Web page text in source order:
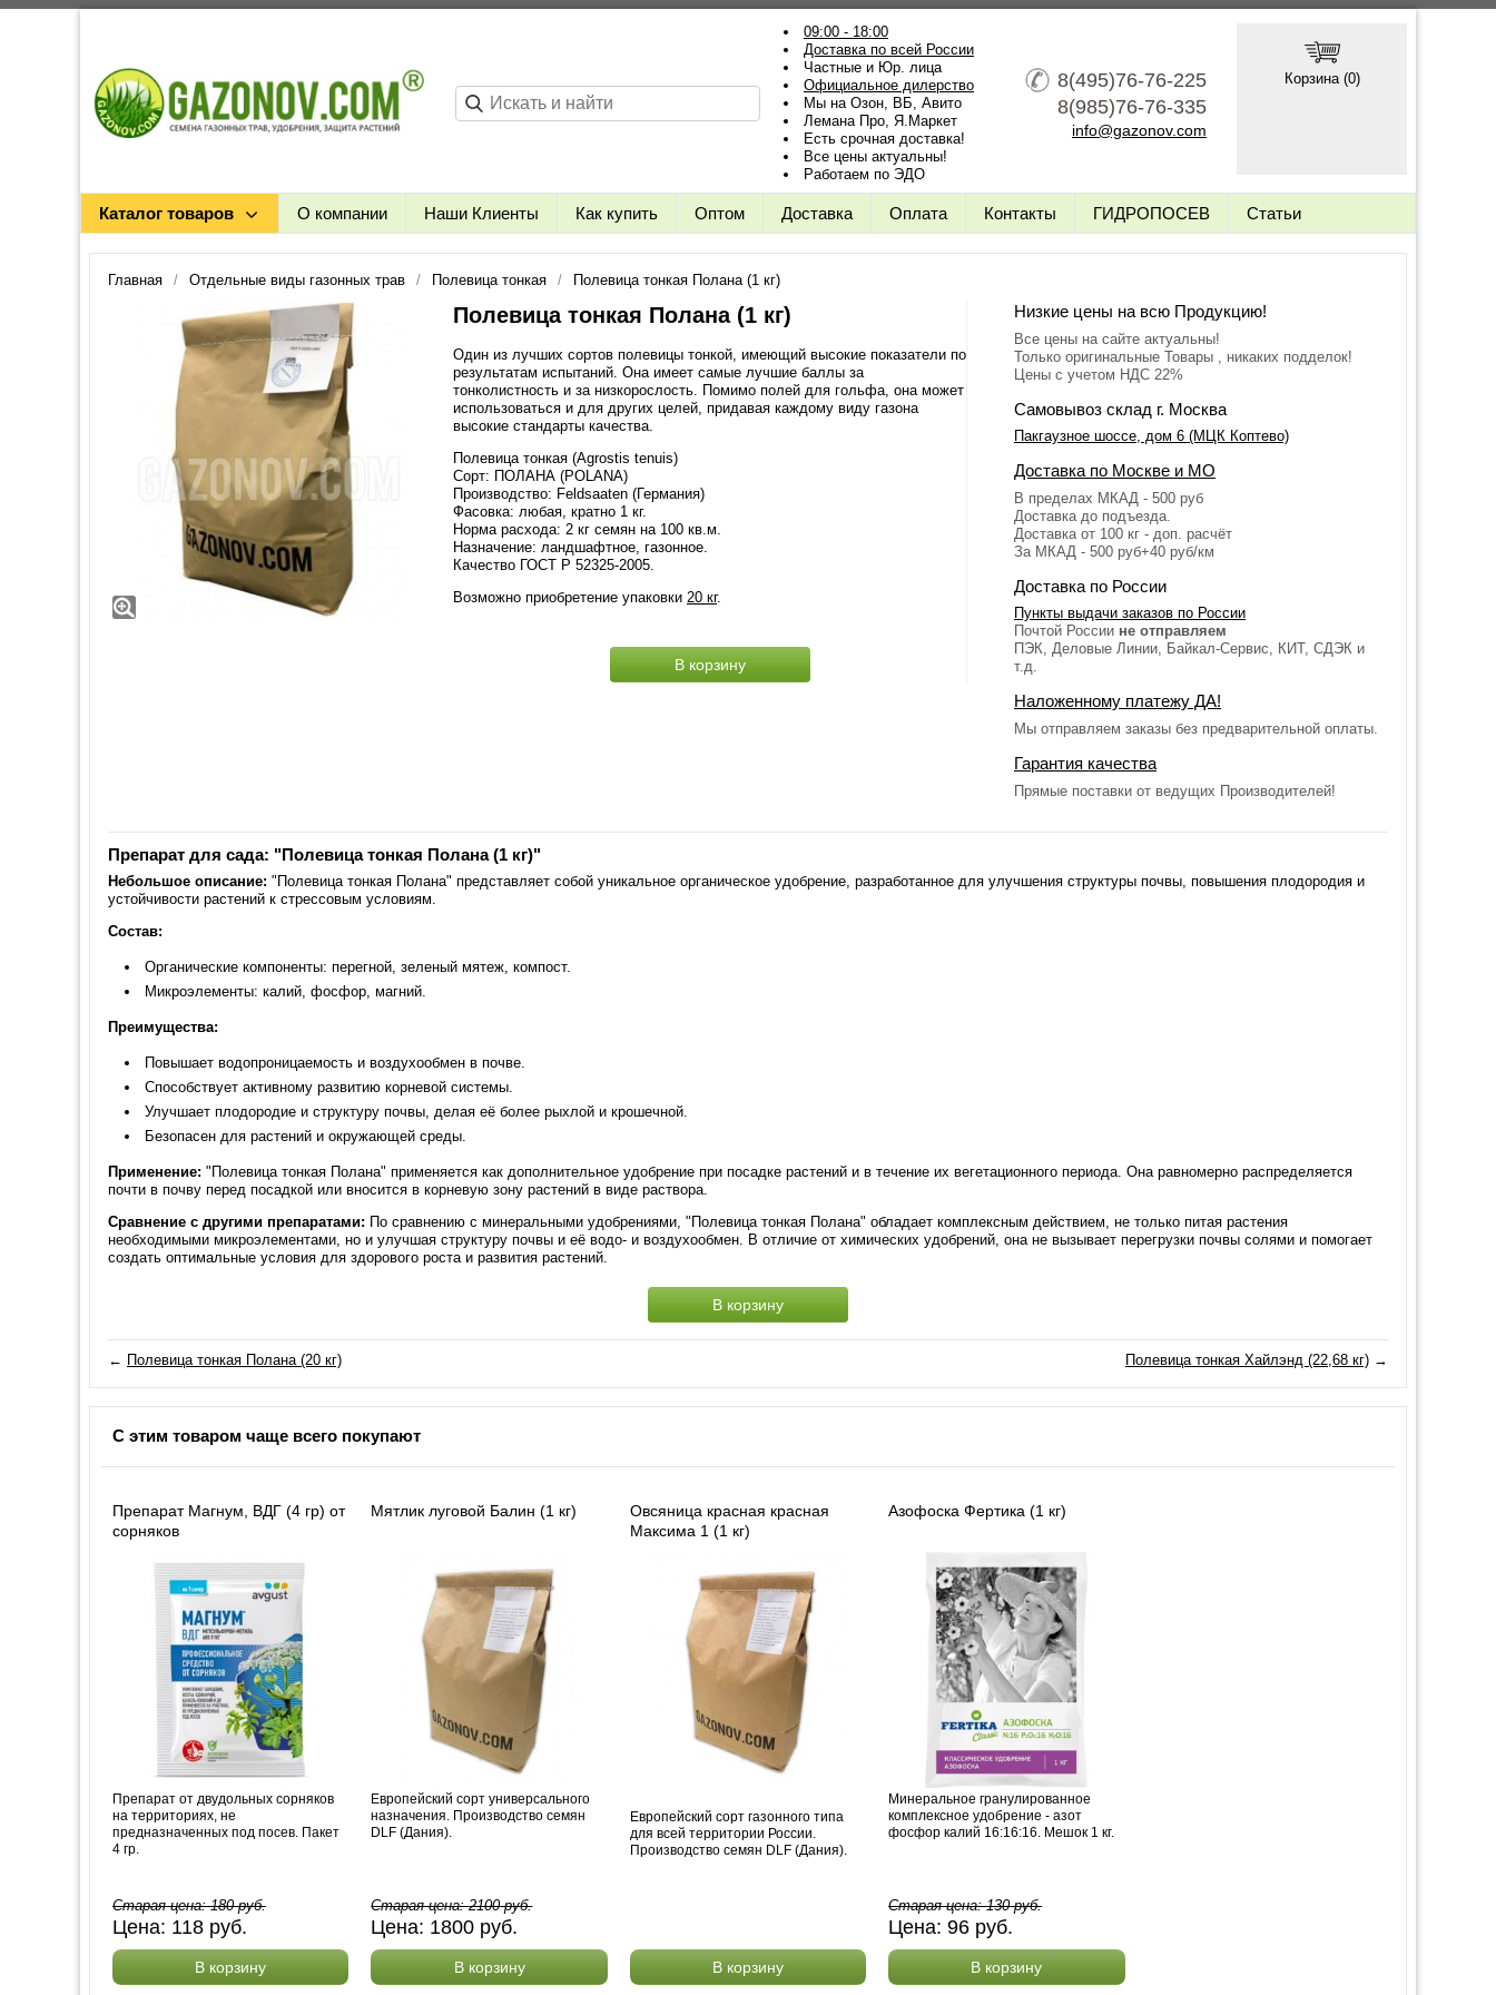
09:00 - 18:00
Доставка по всей России
Частные и Юр. лица
Официальное дилерство
Мы на Озон, ВБ, Авито
Лемана Про, Я.Маркет
Есть срочная доставка!
Все цены актуальны!
Работаем по ЭДО
8(495)76-76-225
8(985)76-76-335
info@gazonov.com
Корзина (0)
Каталог товаров О компании Наши Клиенты Как купить Оптом Доставка Оплата Контакты ГИДРОПОСЕВ Статьи
Главная Отдельные виды газонных трав Полевица тонкая Полевица тонкая Полана (1 кг)
Полевица тонкая Полана (1 кг)
Один из лучших сортов полевицы тонкой, имеющий высокие показатели по
результатам испытаний. Она имеет самые лучшие баллы за
тонколистность и за низкорослость. Помимо полей для гольфа, она может
использоваться и для других целей, придавая каждому виду газона
высокие стандарты качества.
Полевица тонкая (Agrostis tenuis)
Сорт: ПОЛАНА (POLANA)
Производство: Feldsaaten (Германия)
Фасовка: любая, кратно 1 кг.
Норма расхода: 2 кг семян на 100 кв.м.
Назначение: ландшафтное, газонное.
Качество ГОСТ Р 52325-2005.
Возможно приобретение упаковки 20 кг.
В корзину
Низкие цены на всю Продукцию!
Все цены на сайте актуальны!
Только оригинальные Товары , никаких подделок!
Цены с учетом НДС 22%
Самовывоз склад г. Москва
Пакгаузное шоссе, дом 6 (МЦК Коптево)
Доставка по Москве и МО
В пределах МКАД - 500 руб
Доставка до подъезда.
Доставка от 100 кг - доп. расчёт
За МКАД - 500 руб+40 руб/км
Доставка по России
Пункты выдачи заказов по России
Почтой России не отправляем
ПЭК, Деловые Линии, Байкал-Сервис, КИТ, СДЭК и
т.д.
Наложенному платежу ДА!
Мы отправляем заказы без предварительной оплаты.
Гарантия качества
Прямые поставки от ведущих Производителей!
Препарат для сада: "Полевица тонкая Полана (1 кг)"
Небольшое описание: "Полевица тонкая Полана" представляет собой уникальное органическое удобрение, разработанное для улучшения структуры почвы, повышения плодородия и
устойчивости растений к стрессовым условиям.
Состав:
Органические компоненты: перегной, зеленый мятеж, компост.
Микроэлементы: калий, фосфор, магний.
Преимущества:
Повышает водопроницаемость и воздухообмен в почве.
Способствует активному развитию корневой системы.
Улучшает плодородие и структуру почвы, делая её более рыхлой и крошечной.
Безопасен для растений и окружающей среды.
Применение: "Полевица тонкая Полана" применяется как дополнительное удобрение при посадке растений и в течение их вегетационного периода. Она равномерно распределяется
почти в почву перед посадкой или вносится в корневую зону растений в виде раствора.
Сравнение с другими препаратами: По сравнению с минеральными удобрениями, "Полевица тонкая Полана" обладает комплексным действием, не только питая растения
необходимыми микроэлементами, но и улучшая структуру почвы и её водо- и воздухообмен. В отличие от химических удобрений, она не вызывает перегрузки почвы солями и помогает
создать оптимальные условия для здорового роста и развития растений.
В корзину
← Полевица тонкая Полана (20 кг) Полевица тонкая Хайлэнд (22,68 кг) →
С этим товаром чаще всего покупают
Препарат Магнум, ВДГ (4 гр) от
сорняков
Препарат от двудольных сорняков
на территориях, не
предназначенных под посев. Пакет
4 гр.
Старая цена:180руб.
Цена: 118 руб.
В корзину
Мятлик луговой Балин (1 кг)
Европейский сорт универсального
назначения. Производство семян
DLF (Дания).
Старая цена:2100руб.
Цена: 1800 руб.
В корзину
Овсяница красная красная
Максима 1 (1 кг)
Европейский сорт газонного типа
для всей территории России.
Производство семян DLF (Дания).
В корзину
Азофоска Фертика (1 кг)
Минеральное гранулированное
комплексное удобрение - азот
фосфор калий 16:16:16. Мешок 1 кг.
Старая цена:130руб.
Цена:96 руб.
В корзину